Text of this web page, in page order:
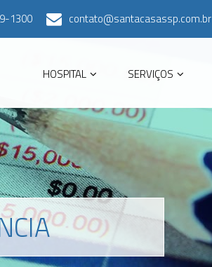
1300 contato@santacasassp.com.br
HOSPITAL SERVIÇOS